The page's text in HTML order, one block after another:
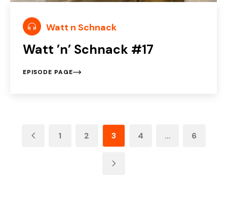
Watt n Schnack
Watt ’n’ Schnack #17
EPISODE PAGE
1 2 3 4 … 6